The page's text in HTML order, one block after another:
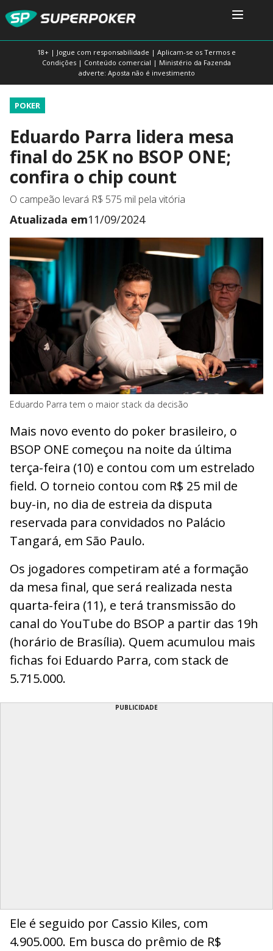
18+ | Jogue com responsabilidade | Aplicam-se os Termos e
Condições | Conteúdo comercial | Ministério da Fazenda
adverte: Aposta não é investimento
POKER
Eduardo Parra lidera mesa
final do 25K no BSOP ONE;
confira o chip count
O campeão levará R$ 575 mil pela vitória
Atualizada em11/09/2024
Eduardo Parra tem o maior stack da decisão
Mais novo evento do poker brasileiro, o
BSOP ONE começou na noite da última
terça-feira (10) e contou com um estrelado
field. O torneio contou com R$ 25 mil de
buy-in, no dia de estreia da disputa
reservada para convidados no Palácio
Tangará, em São Paulo.
Os jogadores competiram até a formação
da mesa final, que será realizada nesta
quarta-feira (11), e terá transmissão do
canal do YouTube do BSOP a partir das 19h
(horário de Brasília). Quem acumulou mais
fichas foi Eduardo Parra, com stack de
5.715.000.
PUBLICIDADE
Ele é seguido por Cassio Kiles, com
4.905.000. Em busca do prêmio de R$